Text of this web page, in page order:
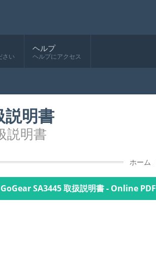
さい
ヘルプ
ヘルプにアクセス
明書
説明書
ホーム
SA3445 取扱説明書 - Online PDF